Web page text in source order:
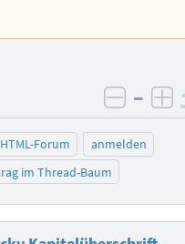
–
Forum
anmelden
im Thread-Baum